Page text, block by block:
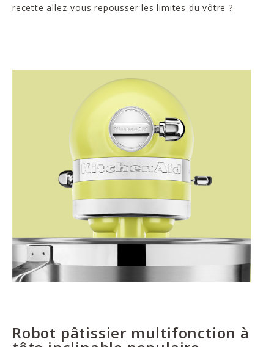
recette allez-vous repousser les limites du vôtre ?
Robot pâtissier multifonction à